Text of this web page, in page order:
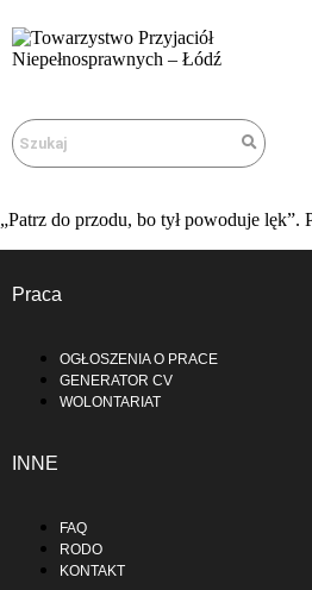
„Patrz do przodu, bo tył powoduje lęk”.
Praca
OGŁOSZENIA O PRACE
GENERATOR CV
WOLONTARIAT
INNE
FAQ
RODO
KONTAKT